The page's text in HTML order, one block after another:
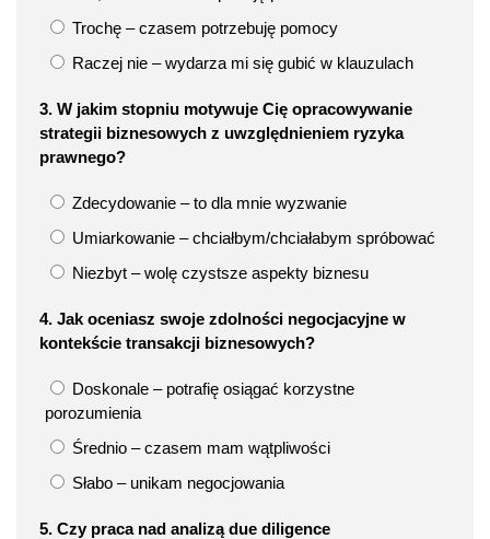
Trochę – czasem potrzebuję pomocy
Raczej nie – wydarza mi się gubić w klauzulach
3. W jakim stopniu motywuje Cię opracowywanie
strategii biznesowych z uwzględnieniem ryzyka
prawnego?
Zdecydowanie – to dla mnie wyzwanie
Umiarkowanie – chciałbym/chciałabym spróbować
Niezbyt – wolę czystsze aspekty biznesu
4. Jak oceniasz swoje zdolności negocjacyjne w
kontekście transakcji biznesowych?
Doskonale – potrafię osiągać korzystne
porozumienia
Średnio – czasem mam wątpliwości
Słabo – unikam negocjowania
5. Czy praca nad analizą due diligence